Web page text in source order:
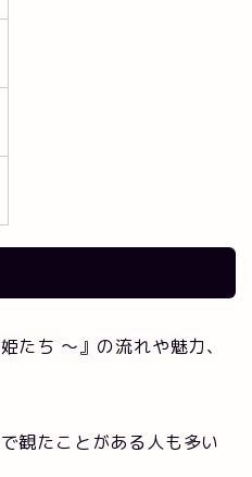
たち ～』の流れや魅力、
観たことがある人も多い